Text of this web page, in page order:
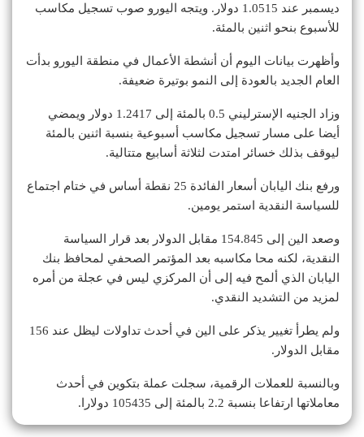
ديسمبر عند 1.0515 دولار. ويتجه اليورو صوب تسجيل مكاسب
للأسبوع بنحو اثنين بالمئة.
وأظهرت بيانات اليوم أن أنشطة الأعمال في منطقة اليورو بدأت
العام الجديد بالعودة إلى النمو بوتيرة ضعيفة.
وزاد الجنيه الإسترليني 0.5 بالمئة إلى 1.2417 دولار ويمضي
أيضا على مسار تسجيل مكاسب أسبوعية بنسبة اثنين بالمئة
ليوقف بذلك خسائر امتدت لثلاثة أسابيع متتالية.
ورفع بنك اليابان أسعار الفائدة 25 نقطة أساس في ختام اجتماع
للسياسة النقدية استمر يومين.
وصعد الين إلى 154.845 مقابل الدولار بعد قرار السياسة
النقدية، لكنه محا مكاسبه بعد المؤتمر الصحفي لمحافظ بنك
اليابان الذي ألمح فيه إلى أن المركزي ليس في عجلة من أمره
لمزيد من التشديد النقدي.
ولم يطرأ تغيير يذكر على الين في أحدث تداولات ليظل عند 156
مقابل الدولار.
وبالنسبة للعملات الرقمية، سجلت عملة بتكوين في أحدث
معاملاتها ارتفاعا بنسبة 2.2 بالمئة إلى 105435 دولارا.